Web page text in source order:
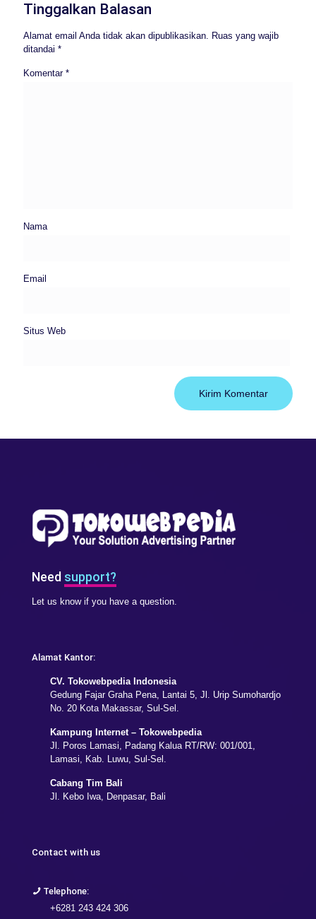
Tinggalkan Balasan
Alamat email Anda tidak akan dipublikasikan. Ruas yang wajib
ditandai *
Komentar *
Nama
Email
Situs Web
Need support?
Let us know if you have a question.
Alamat Kantor:
CV. Tokowebpedia Indonesia
Gedung Fajar Graha Pena, Lantai 5, Jl. Urip Sumohardjo
No. 20 Kota Makassar, Sul-Sel.
Kampung Internet – Tokowebpedia
Jl. Poros Lamasi, Padang Kalua RT/RW: 001/001,
Lamasi, Kab. Luwu, Sul-Sel.
Cabang Tim Bali
Jl. Kebo Iwa, Denpasar, Bali
Contact with us
Telephone:
+6281 243 424 306